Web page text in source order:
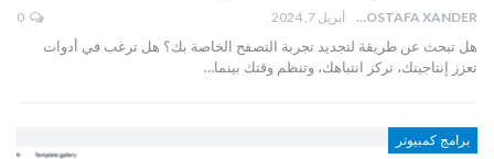
MOSTAFA XANDER أبريل 7, 2024
هل تبحث عن طريقة لتجديد تجربة التصفح الخاصة بك؟ هل ترغب في أدوات
تعزز إنتاجيتك، تركز انتباهك، وتنظم وقتك بينما…
برامج كمبيوتر